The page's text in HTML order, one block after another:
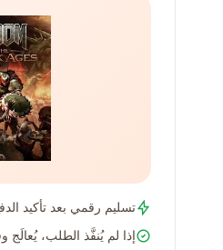
تسليم رقمي بعد تأكيد
إذا لم يُنفَّذ الطلب،